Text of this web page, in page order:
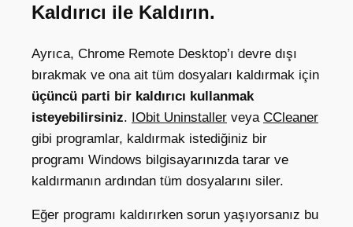
Kaldırıcı ile Kaldırın.
Ayrıca, Chrome Remote Desktop’ı devre dışı
bırakmak ve ona ait tüm dosyaları kaldırmak için
üçüncü parti bir kaldırıcı kullanmak
isteyebilirsiniz. IObit Uninstaller veya CCleaner
gibi programlar, kaldırmak istediğiniz bir
programı Windows bilgisayarınızda tarar ve
kaldırmanın ardından tüm dosyalarını siler.
Eğer programı kaldırırken sorun yaşıyorsanız bu